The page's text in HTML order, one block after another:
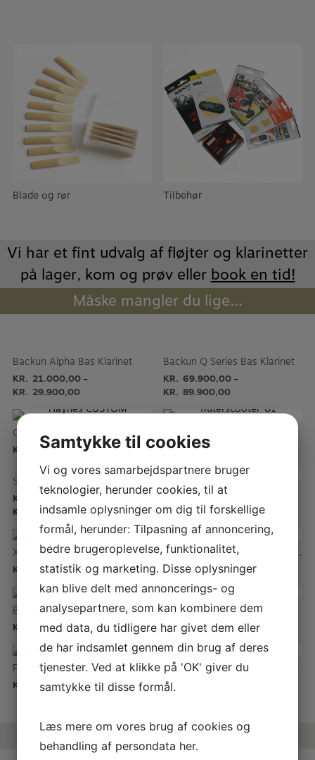
Blade og rør Tilbehør
Vi har et fint udvalg af fløjter og klarinetter
på lager, kom og prøv eller book en tid!
Måske mangler du lige…
Backun Alpha Bas Klarinet
KR. 21.000,00–
KR. 29.900,00
Backun Q Series Bas Klarinet
KR. 69.900,00–
KR. 89.900,00
KR. 129.900,00 KR. 1.400,00
Sankyo – CF301 fløjte
KR. 33.850,00–
KR. 38.800,00 KR. 1.850,00
Xymphonie Ligatur til Klarinet – Jessen
KR. 1.695,00– KR. 2.595,00
Mopane Festival klarinet Buffet Bb – Limited Edition
Backun MoBa klangstykke – Cocobolo
KR. 2.850,00
Silverstein Titanium Birne
KR. 2.150,00
Fagot bladetui Træ – 3 rør
KR. 310,00
Burkart Piccolo Elite Deluxe fløjte
KR.
Instrumentmager A.Andersen
YAMAHA FLUTE DAYS
24/25th of August – We will welcome Keisuke Tanaka who is
representing Yamaha from Hamburg!
Come try flutes and have a coffee
Hope to see you then!
Samtykke til cookies
Vi og vores samarbejdspartnere bruger
teknologier, herunder cookies, til at
indsamle oplysninger om dig til forskellige
formål, herunder: Tilpasning af annoncering,
bedre brugeroplevelse, funktionalitet,
statistik og marketing. Disse oplysninger
kan blive delt med annoncerings- og
analysepartnere, som kan kombinere dem
med data, du tidligere har givet dem eller
de har indsamlet gennem din brug af deres
tjenester. Ved at klikke på 'OK' giver du
samtykke til disse formål.
Læs mere om vores brug af cookies og
behandling af persondata her.